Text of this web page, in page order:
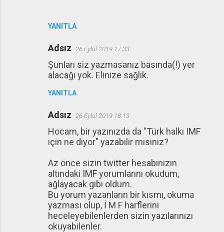
YANITLA
Adsız 26 Eylül 2019 17:33
Şunları siz yazmasanız basında(!) yer
alacağı yok. Elinize sağlık.
YANITLA
Adsız 26 Eylül 2019 18:13
Hocam, bir yazınızda da "Türk halkı IMF
için ne diyor" yazabilir misiniz?
Az önce sizin twitter hesabınızın
altındaki IMF yorumlarını okudum,
ağlayacak gibi oldum.
Bu yorum yazanların bir kısmı, okuma
yazması olup, İ M F harflerini
heceleyebilenlerden sizin yazılarınızı
okuyabilenler.